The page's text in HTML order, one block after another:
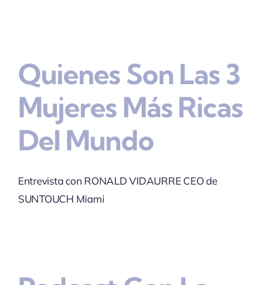
Quienes Son Las 3
Mujeres Más Ricas
Del Mundo
Entrevista con RONALD VIDAURRE CEO de
SUNTOUCH Miami